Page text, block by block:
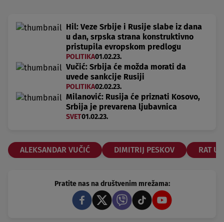
Hil: Veze Srbije i Rusije slabe iz dana
u dan, srpska strana konstruktivno
pristupila evropskom predlogu
POLITIKA01.02.23.
Vučić: Srbija će možda morati da
uvede sankcije Rusiji
POLITIKA02.02.23.
Milanović: Rusija će priznati Kosovo,
Srbija je prevarena ljubavnica
SVET01.02.23.
ALEKSANDAR VUČIĆ DIMITRIJ PESKOV RAT U
Pratite nas na društvenim mrežama: